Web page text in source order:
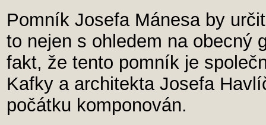
Pomník Josefa Mánesa by
to nejen s ohledem na obecný
fakt, že tento pomník je
Kafky a architekta Josefa
počátku komponován.